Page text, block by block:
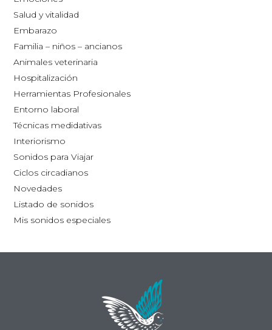
página
Salud y vitalidad
Embarazo
Familia – niños – ancianos
Animales veterinaria
Hospitalización
Herramientas Profesionales
Entorno laboral
Técnicas medidativas
Interiorismo
Sonidos para Viajar
Ciclos circadianos
Novedades
Listado de sonidos
Mis sonidos especiales